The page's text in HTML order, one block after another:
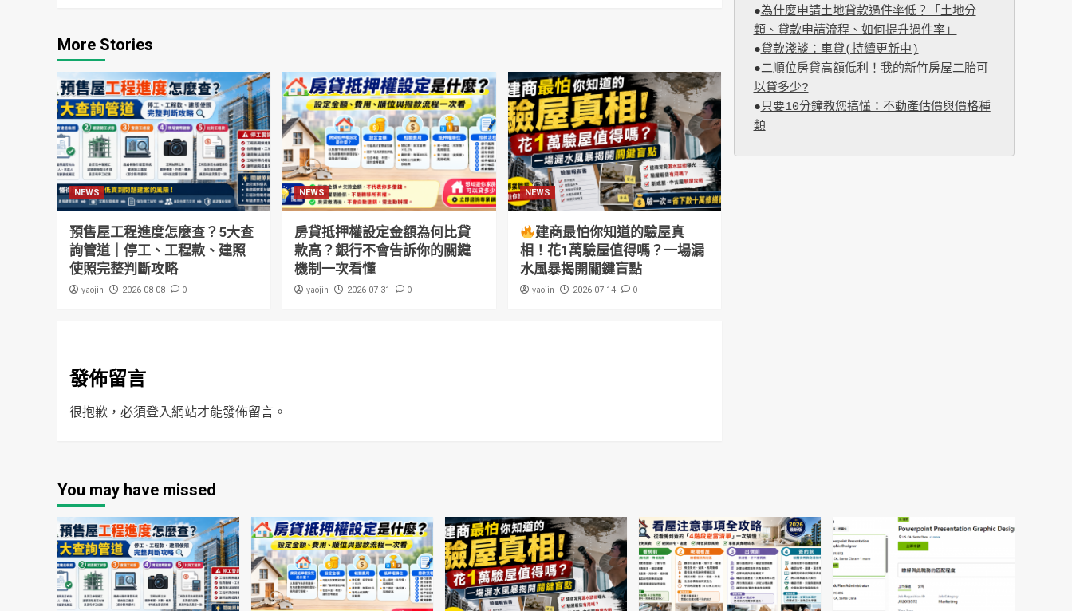
More Stories
NEWS
預售屋工程進度怎麼查？5大查
詢管道｜停工、工程款、建照
使照完整判斷攻略
yaojin 2026-08-08 0
NEWS
房貸抵押權設定金額為何比貸
款高？銀行不會告訴你的關鍵
機制一次看懂
yaojin 2026-07-31 0
NEWS
建商最怕你知道的驗屋真
相！花1萬驗屋值得嗎？一場漏
水風暴揭開關鍵盲點
yaojin 2026-07-14 0
發佈留言
很抱歉，必須登入網站才能發佈留言。
●為什麼申請土地貸款過件率低？「土地分
類、貸款申請流程、如何提升過件率」
●貸款淺談：車貸(持續更新中)
●二順位房貸高額低利！我的新竹房屋二胎可
以貸多少?
●只要10分鐘教您搞懂：不動產估價與價格種
類
You may have missed